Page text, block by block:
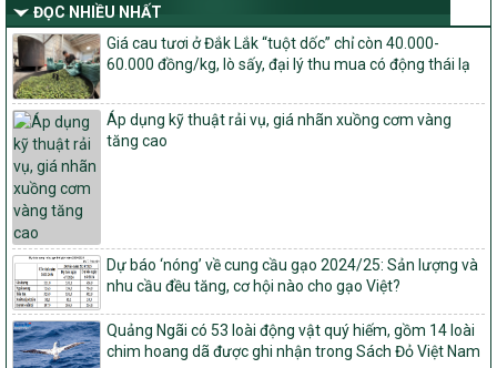
Quyết định số: 26/2026/QĐ-TTg
Quyết định ban hành Bộ tiêu chí và quy trình đánh giá, phân hạng
sản phẩm Mỗi xã một sản phẩm
số: 19/2026/QĐ-TTg
Quy định điều kiện, trình tự, thủ tục, hồ sơ xét, công nhận, công bố
và thu hồi quyết định công nhận xã đạt chuẩn nông thôn mới, xã
đạt nông thôn mới hiện đại và tỉnh, thành phố hoàn thành nhiệm
vụ xây dựng nông thôn mới giai đoạn 2026 – 2030
Quyết định số 16/2026/QĐ-TTg
Quy định nguyên tắc, tiêu chí, định mức phân bổ ngân sách trung
ương và tỉ lệ vốn đối ứng ngân sách của địa phương thực hiện
Chương trình mục tiêu quốc gia xây dựng nông thôn mới, giảm
nghèo bền vững và phát triển kinh tế – xã hội vùng đồng bào dân
tộc thiểu số và miền núi giai đoạn 2026 – 2030
1451/QĐ-UBND
ĐỌC NHIỀU NHẤT
Giá cau tươi ở Đắk Lắk “tuột dốc” chỉ còn 40.000-
60.000 đồng/kg, lò sấy, đại lý thu mua có động thái lạ
Áp dụng kỹ thuật rải vụ, giá nhãn xuồng cơm vàng
tăng cao
Dự báo ‘nóng’ về cung cầu gạo 2024/25: Sản lượng và
nhu cầu đều tăng, cơ hội nào cho gạo Việt?
Quảng Ngãi có 53 loài động vật quý hiếm, gồm 14 loài
chim hoang dã được ghi nhận trong Sách Đỏ Việt Nam